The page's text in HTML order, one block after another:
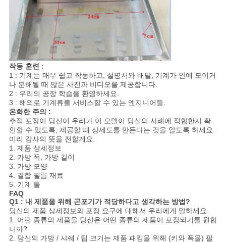
작동 훈련 :
1 : 기계는 매우 쉽고 작동하고, 설명서와 배달, 기계가 안에 모이거
나 분해될 때 많은 사진과 비디오를 제공합니다.
2 : 우리의 공장 학습을 환영하세요.
3 : 해외로 기계류를 서비스할 수 있는 엔지니어들.
온화한 주의 :
추적 포장이 당신이 우리가 이 모델이 당신의 사례에 적합한지 확
인할 수 있도록, 제공할 때 상세도를 만든다는 것을 알도록 하세요.
미리 감사의 뜻을 전할게요.
1. 제품 상세정보
2. 가방 폭, 가방 길이
3. 가방 모양
4. 결합 필름 재료
5. 기계 틀
FAQ
Q1 : 내 제품을 위해 곤포기가 적당하다고 생각하는 방법?
당신의 제품 상세정보와 포장 요구에 대해서 우리에게 말하세요.
1. 어떤 종류의 제품을 당신은 어떤 종류의 제품이 포장되기를 원합
니까?
2. 당신의 가방 / 샤쉐 / 팁 크기는 제품 패킹을 위해 (키와 폭을) 필